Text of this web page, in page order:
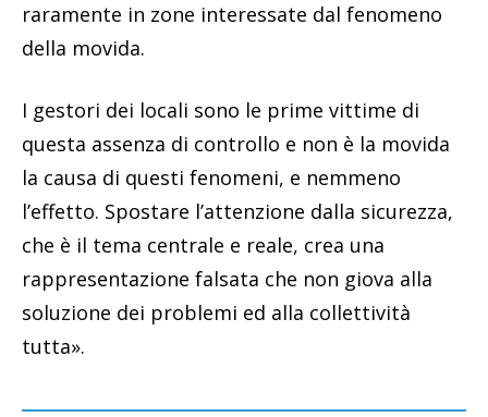
raramente in zone interessate dal fenomeno
della movida.
I gestori dei locali sono le prime vittime di
questa assenza di controllo e non è la movida
la causa di questi fenomeni, e nemmeno
l’effetto. Spostare l’attenzione dalla sicurezza,
che è il tema centrale e reale, crea una
rappresentazione falsata che non giova alla
soluzione dei problemi ed alla collettività
tutta».